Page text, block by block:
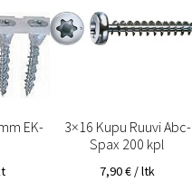
EK-
3×16 Kupu Ruuvi Abc-
Spax 200 kpl
7,90€ / ltk